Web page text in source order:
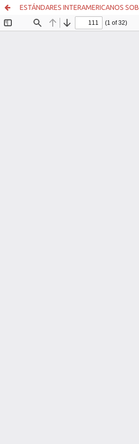
ESTÁNDARES INTERAMERICANOS